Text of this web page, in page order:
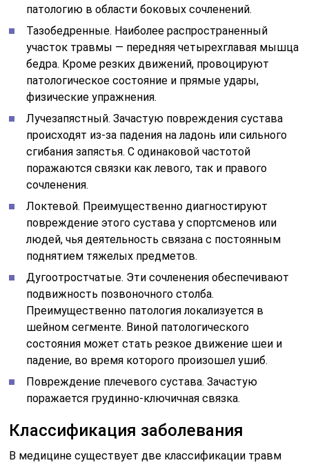
патологию в области боковых сочленений.
Тазобедренные. Наиболее распространенный
участок травмы — передняя четырехглавая мышца
бедра. Кроме резких движений, провоцируют
патологическое состояние и прямые удары,
физические упражнения.
Лучезапястный. Зачастую повреждения сустава
происходят из-за падения на ладонь или сильного
сгибания запястья. С одинаковой частотой
поражаются связки как левого, так и правого
сочленения.
Локтевой. Преимущественно диагностируют
повреждение этого сустава у спортсменов или
людей, чья деятельность связана с постоянным
поднятием тяжелых предметов.
Дугоотростчатые. Эти сочленения обеспечивают
подвижность позвоночного столба.
Преимущественно патология локализуется в
шейном сегменте. Виной патологического
состояния может стать резкое движение шеи и
падение, во время которого произошел ушиб.
Повреждение плечевого сустава. Зачастую
поражается грудинно-ключичная связка.
Классификация заболевания
В медицине существует две классификации травм